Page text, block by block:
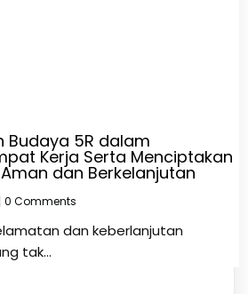
Budaya 5R dalam
Kerja Serta Menciptakan
dan Berkelanjutan
0 Comments
dan keberlanjutan
tak…